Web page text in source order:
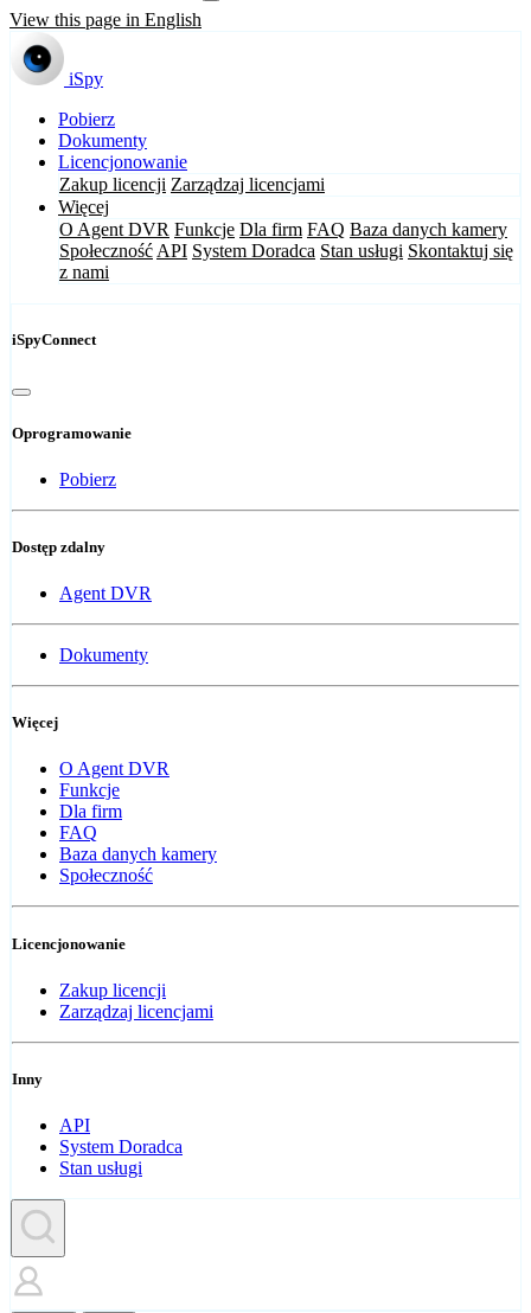
View this page in English
iSpy
Pobierz
Dokumenty
Licencjonowanie
Zakup licencji Zarządzaj licencjami
Więcej
O Agent DVR Funkcje Dla firm FAQ Baza danych kamery
Społeczność API System Doradca Stan usługi Skontaktuj się
z nami
iSpyConnect
Oprogramowanie
Pobierz
Dostęp zdalny
Agent DVR
Dokumenty
Więcej
O Agent DVR
Funkcje
Dla firm
FAQ
Baza danych kamery
Społeczność
Licencjonowanie
Zakup licencji
Zarządzaj licencjami
Inny
API
System Doradca
Stan usługi